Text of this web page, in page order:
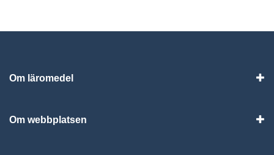
Om läromedel
Om webbplatsen